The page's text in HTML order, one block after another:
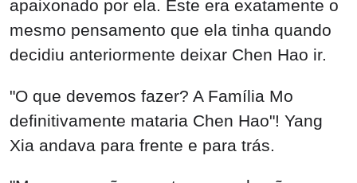
apaixonado por ela. Este era exatamente o
mesmo pensamento que ela tinha quando
decidiu anteriormente deixar Chen Hao ir.
"O que devemos fazer? A Família Mo
definitivamente mataria Chen Hao"! Yang
Xia andava para frente e para trás.